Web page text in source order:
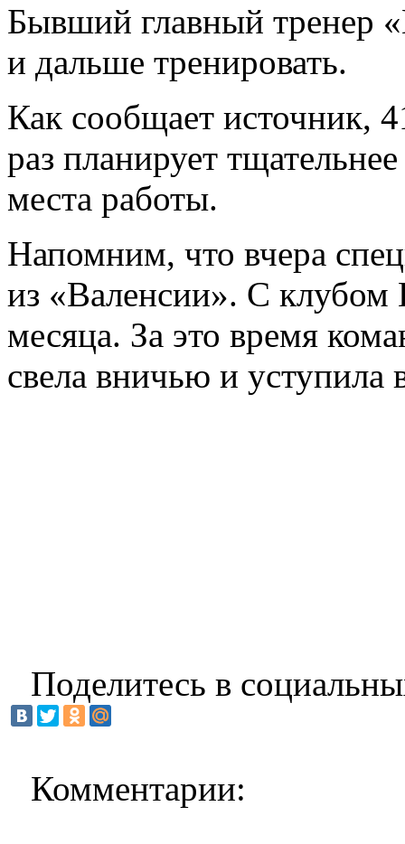
Бывший главный тренер
и дальше тренировать.
Как сообщает источник,
раз планирует
места работы.
Напомним, что вчера
из «Валенсии». С клубом
месяца. За это время
свела вничью и уступила
Поделитесь в
Комментарии: